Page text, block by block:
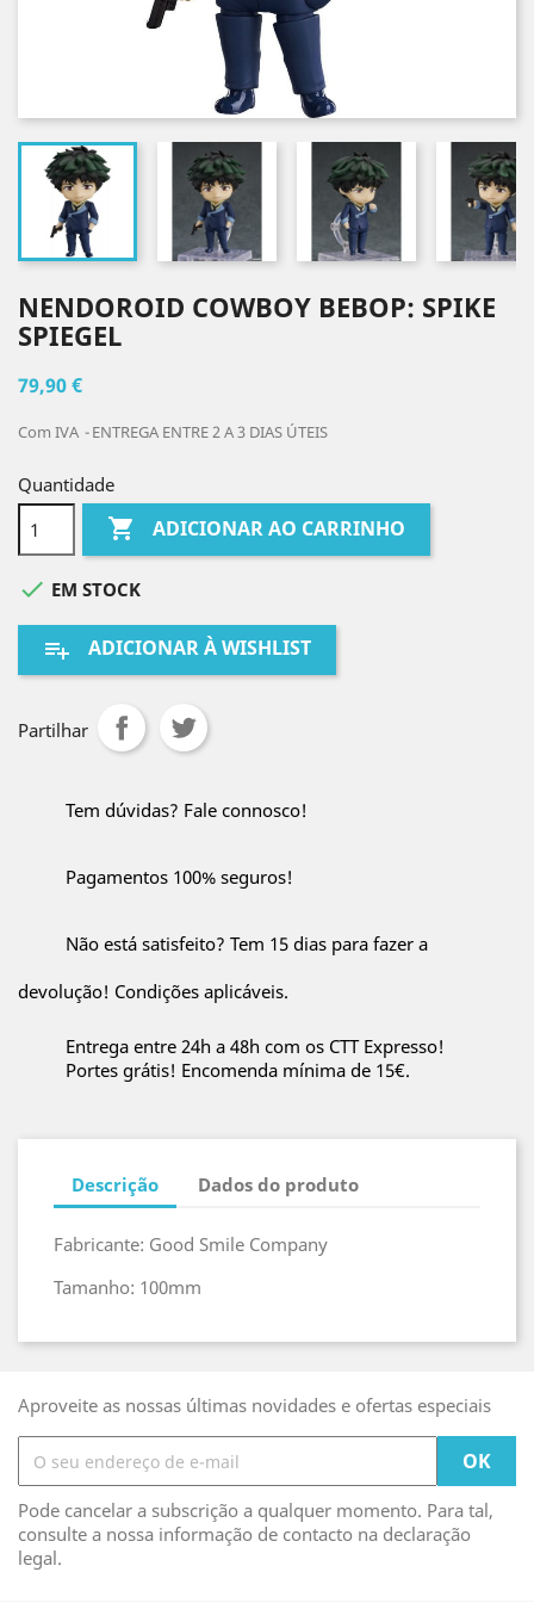
NENDOROID COWBOY BEBOP: SPIKE
SPIEGEL
79,90 €
Com IVA ENTREGA ENTRE 2 A 3 DIAS ÚTEIS
Quantidade
 ADICIONAR AO CARRINHO
 EM STOCK
playlist_add ADICIONAR À WISHLIST
Partilhar
Tem dúvidas? Fale connosco!
Pagamentos 100% seguros!
Não está satisfeito? Tem 15 dias para fazer a
devolução! Condições aplicáveis.
Entrega entre 24h a 48h com os CTT Expresso!
Portes grátis! Encomenda mínima de 15€.
Descrição Dados do produto
Fabricante: Good Smile Company
Tamanho: 100mm
Aproveite as nossas últimas novidades e ofertas especiais
Pode cancelar a subscrição a qualquer momento. Para tal,
consulte a nossa informação de contacto na declaração
legal.